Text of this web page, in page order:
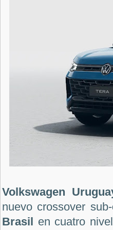
Volkswagen
nuevo crossover
Brasil en cuatro